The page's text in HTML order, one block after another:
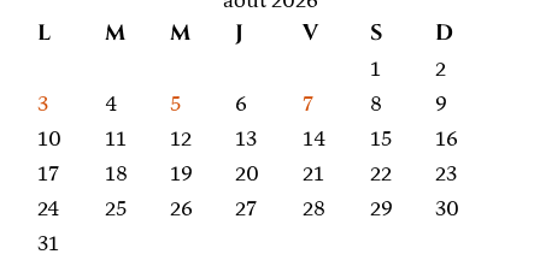
L M M J V S D
1
2
3
4 5 6 7 8
9
10
11 12 13 14 15
16
17
18 19 20 21 22
23
24
25 26 27 28 29
30
31